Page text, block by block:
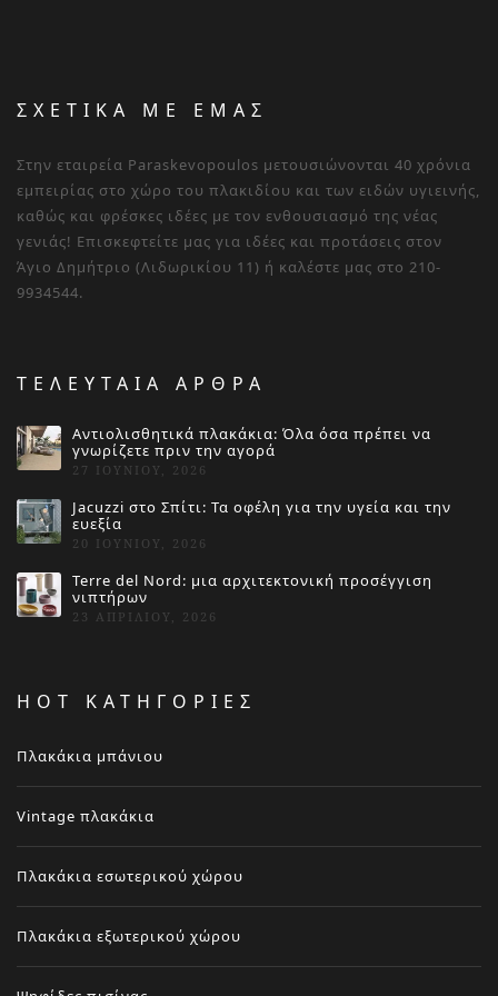
ΣΧΕΤΙΚΑ ΜΕ ΕΜΑΣ
Στην εταιρεία Paraskevopoulos μετουσιώνονται 40 χρόνια
εμπειρίας στο χώρο του πλακιδίου και των ειδών υγιεινής,
καθώς και φρέσκες ιδέες με τον ενθουσιασμό της νέας
γενιάς! Επισκεφτείτε μας για ιδέες και προτάσεις στον
Άγιο Δημήτριο (Λιδωρικίου 11) ή καλέστε μας στο 210-
9934544.
ΤΕΛΕΥΤΑΙΑ ΑΡΘΡΑ
Αντιολισθητικά πλακάκια: Όλα όσα πρέπει να
γνωρίζετε πριν την αγορά
27 ΙΟΥΝΊΟΥ, 2026
Jacuzzi στο Σπίτι: Τα οφέλη για την υγεία και την
ευεξία
20 ΙΟΥΝΊΟΥ, 2026
Terre del Nord: μια αρχιτεκτονική προσέγγιση
νιπτήρων
23 ΑΠΡΙΛΊΟΥ, 2026
HOT ΚΑΤΗΓΟΡΙΕΣ
Πλακάκια μπάνιου
Vintage πλακάκια
Πλακάκια εσωτερικού χώρου
Πλακάκια εξωτερικού χώρου